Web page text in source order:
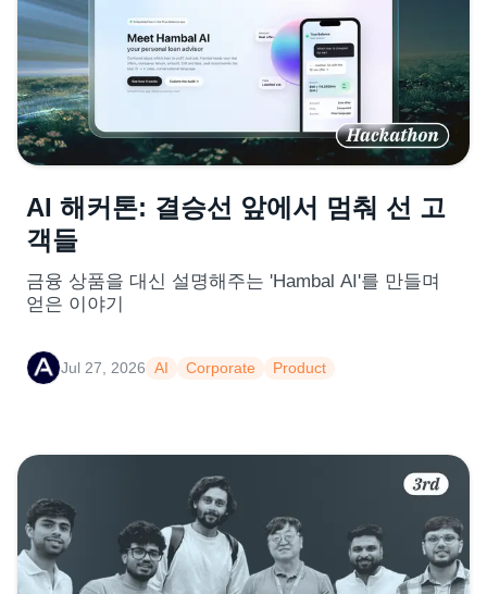
AI 해커톤: 결승선 앞에서 멈춰 선 고
객들
금융 상품을 대신 설명해주는 'Hambal AI'를 만들며
얻은 이야기
Jul 27, 2026 AI Corporate Product